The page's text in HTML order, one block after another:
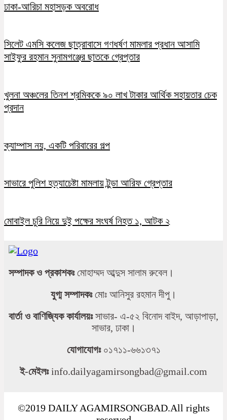
ঢাকা-আরিচা মহাসড়ক অবরোধ
সিলেট এমসি কলেজ ছাত্রাবাসে গণধর্ষণ মামলার প্রধান আসামি
সাইফুর রহমান সুনামগঞ্জের ছাতকে গ্রেপ্তার
খুলনা অঞ্চলের তিনশ শ্রমিককে ৯০ লাখ টাকার আর্থিক সহায়তার চেক
প্রদান
ক্যাম্পাস নয়, একটি পরিবারের গল্প
সাভারে পুলিশ হত্যাচেষ্টা মামলায় টুন্ডা আরিফ গ্রেপ্তার
মোবাইল চুরি নিয়ে দুই পক্ষের সংঘর্ষ নিহত ১, আটক ২
সম্পাদক ও প্রকাশকঃমোহাম্মদ আব্দুস সালাম রুবেল।
যুগ্ম সম্পাদকঃমোঃ আনিসুর রহমান দীপু।
বার্তা ও বাণিজ্যিক কার্যালয়ঃসাভার- এ-৫২ বিনোদ বাইদ, আড়াপাড়া,
সাভার, ঢাকা।
যোগাযোগঃ০১৭১১-৬৬১৩৭১
ই-মেইলঃinfo.dailyagamirsongbad@gmail.com
©2019 DAILY AGAMIRSONGBAD.All rights